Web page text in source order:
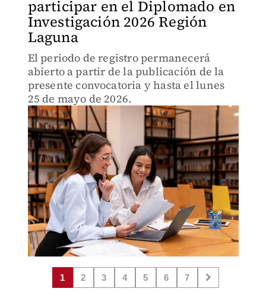
participar en el Diplomado en
Investigación 2026 Región
Laguna
El periodo de registro permanecerá
abierto a partir de la publicación de la
presente convocatoria y hasta el lunes
25 de mayo de 2026.
1 2 3 4 5 6 7